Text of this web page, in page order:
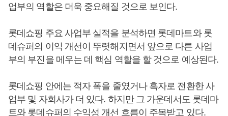
업부의 역할은 더욱 중요해질 것으로 보인다.
롯데쇼핑 주요 사업부 실적을 분석하면 롯데마트와 롯
데슈퍼의 이익 개선이 뚜렷해지면서 앞으로 다른 사업
부의 부진을 메우는 데 핵심 역할을 할 것으로 예상된다.
롯데쇼핑 안에는 적자 폭을 줄였거나 흑자로 전환한 사
업부 및 자회사가 더 있다. 하지만 그 가운데서도 롯데마
트와 롯데슈퍼의 수익성 개선 흐름이 주목받고 있다.